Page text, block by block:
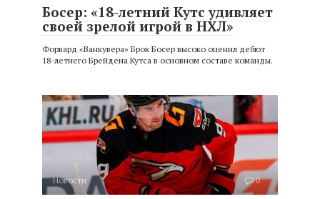
Босер: «18-летний Кутс удивляет
своей зрелой игрой в НХЛ»
Форвард «Ванкувера» Брок Босер высоко оценил дебют
18-летнего Брейдена Кутса в основном составе команды.
Новости 0